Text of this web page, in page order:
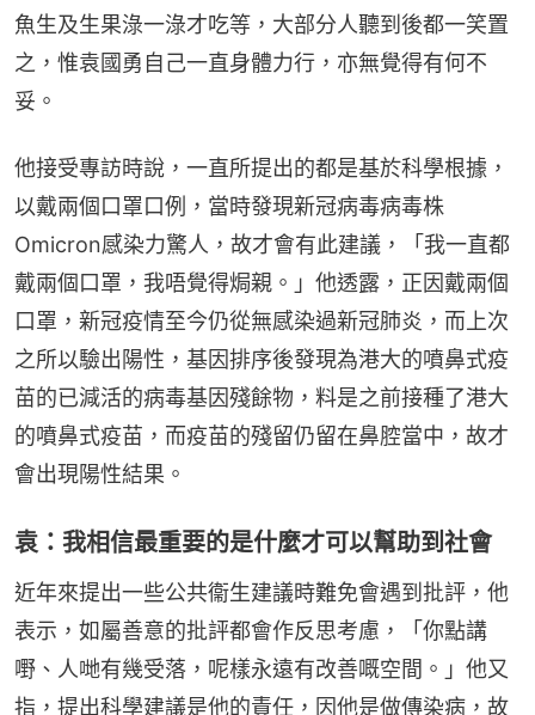
魚生及生果淥一淥才吃等，大部分人聽到後都一笑置
之，惟袁國勇自己一直身體力行，亦無覺得有何不
妥。
他接受專訪時說，一直所提出的都是基於科學根據，
以戴兩個口罩口例，當時發現新冠病毒病毒株
Omicron感染力驚人，故才會有此建議，「我一直都
戴兩個口罩，我唔覺得焗親。」他透露，正因戴兩個
口罩，新冠疫情至今仍從無感染過新冠肺炎，而上次
之所以驗出陽性，基因排序後發現為港大的噴鼻式疫
苗的已減活的病毒基因殘餘物，料是之前接種了港大
的噴鼻式疫苗，而疫苗的殘留仍留在鼻腔當中，故才
會出現陽性結果。
袁：我相信最重要的是什麼才可以幫助到社會
近年來提出一些公共衞生建議時難免會遇到批評，他
表示，如屬善意的批評都會作反思考慮，「你點講
嘢、人哋有幾受落，呢樣永遠有改善嘅空間。」他又
指，提出科學建議是他的責任，因他是做傳染病，故